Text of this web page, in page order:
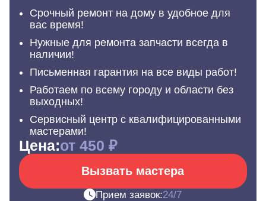
Срочный ремонт на дому в удобное для
вас время!
Нужные для ремонта запчасти всегда в
наличии!
Письменная гарантия на все виды работ!
Работаем по всему городу и области без
выходных!
Сервисный центр с квалифицированными
мастерами!
Цена:от 450 ₽
Вызвать мастера
Прием заявок:24/7